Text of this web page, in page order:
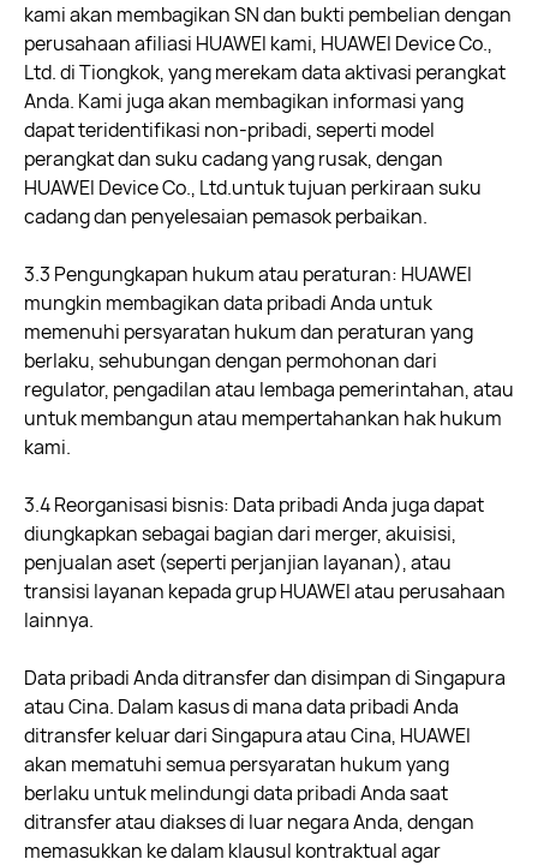
kami akan membagikan SN dan bukti pembelian dengan
perusahaan afiliasi HUAWEI kami, HUAWEI Device Co.,
Ltd. di Tiongkok, yang merekam data aktivasi perangkat
Anda. Kami juga akan membagikan informasi yang
dapat teridentifikasi non-pribadi, seperti model
perangkat dan suku cadang yang rusak, dengan
HUAWEI Device Co., Ltd.untuk tujuan perkiraan suku
cadang dan penyelesaian pemasok perbaikan.
3.3 Pengungkapan hukum atau peraturan: HUAWEI
mungkin membagikan data pribadi Anda untuk
memenuhi persyaratan hukum dan peraturan yang
berlaku, sehubungan dengan permohonan dari
regulator, pengadilan atau lembaga pemerintahan, atau
untuk membangun atau mempertahankan hak hukum
kami.
3.4 Reorganisasi bisnis: Data pribadi Anda juga dapat
diungkapkan sebagai bagian dari merger, akuisisi,
penjualan aset (seperti perjanjian layanan), atau
transisi layanan kepada grup HUAWEI atau perusahaan
lainnya.
Data pribadi Anda ditransfer dan disimpan di Singapura
atau Cina. Dalam kasus di mana data pribadi Anda
ditransfer keluar dari Singapura atau Cina, HUAWEI
akan mematuhi semua persyaratan hukum yang
berlaku untuk melindungi data pribadi Anda saat
ditransfer atau diakses di luar negara Anda, dengan
memasukkan ke dalam klausul kontraktual agar